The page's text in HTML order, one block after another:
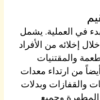
في العملية. يشمل
إخلائه من الأفراد
والمقتنيات
من ارتداء معدات
والقفازات وبدلات
المطهرة وجميع